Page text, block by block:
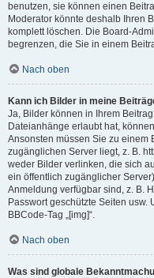
benutzen, sie können einen
Moderator könnte deshalb Ihren
komplett löschen. Die Board-
begrenzen, die Sie in einem
Nach oben
Kann ich Bilder in meine
Ja, Bilder können in Ihrem
Dateianhänge erlaubt hat,
Ansonsten müssen Sie zu einem
zugänglichen Server liegt, z. B.
weder Bilder verlinken, die sich
ein öffentlich zugänglicher
Anmeldung verfügbar sind, z. B.
Passwort geschützte Seiten
BBCode-Tag „[img]“.
Nach oben
Was sind globale